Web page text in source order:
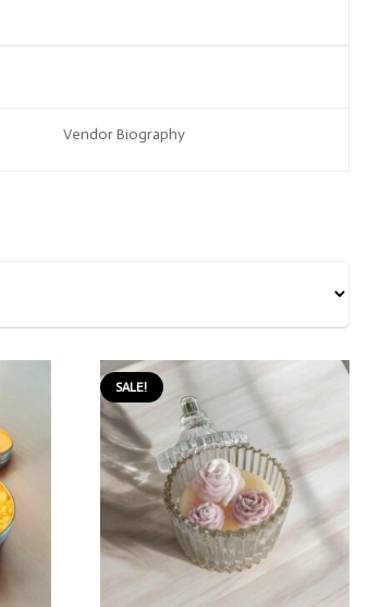
Vendor Biography
SALE!